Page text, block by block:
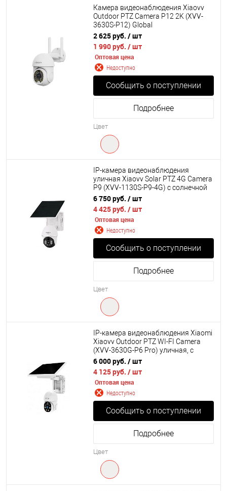
Камера видеонаблюдения Xiaovv
Outdoor PTZ Camera P12 2K (XVV-
3630S-P12) Global
2 625 руб. / шт
1 990 руб. / шт
Оптовая цена
Недоступно
Сообщить о поступлении
Подробнее
Цвет
IP-камера видеонаблюдения
уличная Xiaovv Solar PTZ 4G Camera
P9 (XVV-1130S-P9-4G) с солнечной
батареей Global
6 750 руб. / шт
4 425 руб. / шт
Оптовая цена
Недоступно
Сообщить о поступлении
Подробнее
Цвет
IP-камера видеонаблюдения Xiaomi
Xiaovv Outdoor PTZ WI-FI Camera
(XVV-3630G-P6 Pro) уличная, с
солнечной батареей Global
6 000 руб. / шт
4 125 руб. / шт
Оптовая цена
Недоступно
Сообщить о поступлении
Подробнее
Цвет